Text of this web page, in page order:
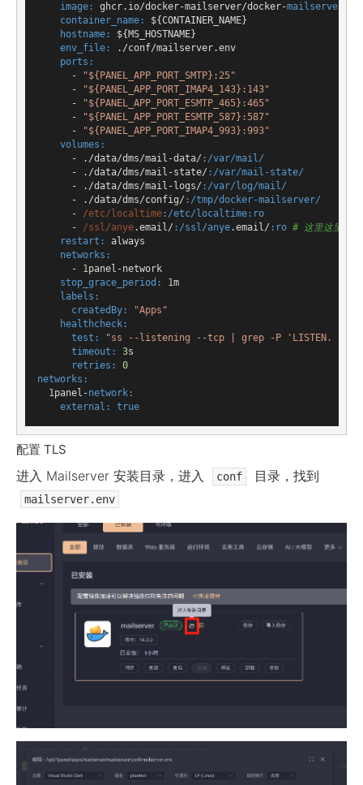
image:
ghcr.io/docker-mailserver/docker-mailserver:
container_name:
${CONTAINER_NAME}
hostname:
${MS_HOSTNAME}
env_file:
./conf/mailserver.env
ports:
      -
"${PANEL_APP_PORT_SMTP}:25"
      -
"${PANEL_APP_PORT_IMAP4_143}:143"
      -
"${PANEL_APP_PORT_ESMTP_465}:465"
      -
"${PANEL_APP_PORT_ESMTP_587}:587"
      -
"${PANEL_APP_PORT_IMAP4_993}:993"
volumes:
      - ./data/dms/mail-data/
:/var/mail/
      - ./data/dms/mail-state/
:/var/mail-state/
      - ./data/dms/mail-logs/
:/var/log/mail/
      - ./data/dms/config/
:/tmp/docker-mailserver/
      -
/etc/localtime:/etc/localtime:ro
      -
/ssl/anye.email/ :/ssl/anye.email/ :ro # 这里这里，
restart:
always
networks:
      -
1panel-network
stop_grace_period:
1m
labels:
createdBy:
"Apps"
healthcheck:
test:
"ss --listening --tcp | grep -P 'LISTEN.
timeout:
3s
retries:
0
networks:
1panel-network:
external:
true
配置 TLS
进入 Mailserver 安装目录，进入 conf 目录，找到
mailserver.env